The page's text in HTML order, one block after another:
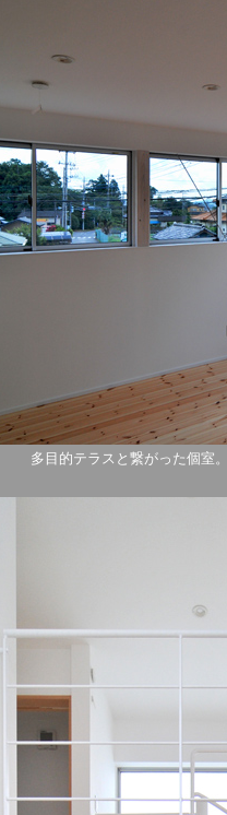
多目的テラスと繋がった個室